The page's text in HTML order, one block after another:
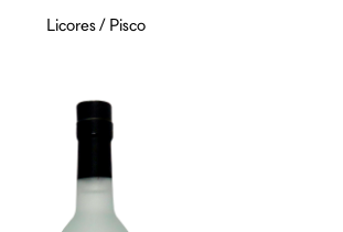
Licores/Pisco